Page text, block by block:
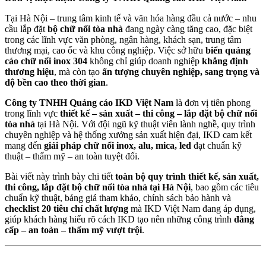
Tại Hà Nội – trung tâm kinh tế và văn hóa hàng đầu cả nước – nhu
cầu lắp đặt bộ chữ nổi tòa nhà đang ngày càng tăng cao, đặc biệt
trong các lĩnh vực văn phòng, ngân hàng, khách sạn, trung tâm
thương mại, cao ốc và khu công nghiệp. Việc sở hữu biển quảng
cáo chữ nổi inox 304 không chỉ giúp doanh nghiệp khẳng định
thương hiệu, mà còn tạo ấn tượng chuyên nghiệp, sang trọng và
độ bền cao theo thời gian.
Công ty TNHH Quảng cáo IKD Việt Nam là đơn vị tiên phong
trong lĩnh vực thiết kế – sản xuất – thi công – lắp đặt bộ chữ nổi
tòa nhà tại Hà Nội. Với đội ngũ kỹ thuật viên lành nghề, quy trình
chuyên nghiệp và hệ thống xưởng sản xuất hiện đại, IKD cam kết
mang đến giải pháp chữ nổi inox, alu, mica, led đạt chuẩn kỹ
thuật – thẩm mỹ – an toàn tuyệt đối.
Bài viết này trình bày chi tiết toàn bộ quy trình thiết kế, sản xuất,
thi công, lắp đặt bộ chữ nổi tòa nhà tại Hà Nội, bao gồm các tiêu
chuẩn kỹ thuật, bảng giá tham khảo, chính sách bảo hành và
checklist 20 tiêu chí chất lượng mà IKD Việt Nam đang áp dụng,
giúp khách hàng hiểu rõ cách IKD tạo nên những công trình đẳng
cấp – an toàn – thẩm mỹ vượt trội.